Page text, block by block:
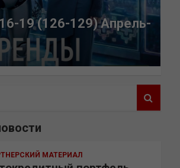
19 (126-129) Апрель-
МАТЕРИАЛ